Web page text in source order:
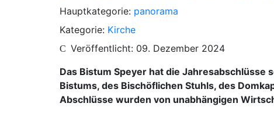
Hauptkategorie: panorama
Kategorie: Kirche
Veröffentlicht: 09. Dezember 2024
Das Bistum Speyer hat die
Bistums, des Bischöflichen Stuhls, des
Abschlüsse wurden von unabhängigen